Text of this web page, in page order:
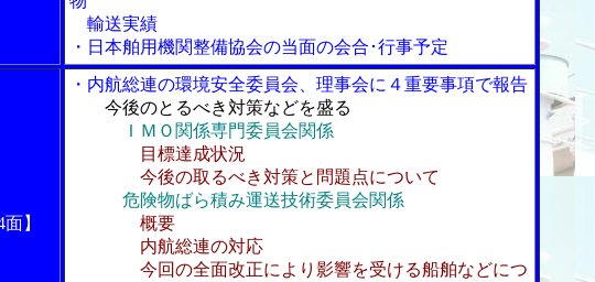
輸送実績
・日本舶用機関整備協会の当面の会合･行事予定
】
・内航総連の環境安全委員会、理事会に４重要事項で報告
今後のとるべき対策などを盛る
ＩＭＯ関係専門委員会関係
目標達成状況
今後の取るべき対策と問題点について
危険物ばら積み運送技術委員会関係
概要
内航総連の対応
今回の全面改正により影響を受ける船舶などにつ